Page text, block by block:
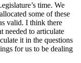
time. We
some of these
valid. I think there
needed to articulate
it in the questions
for us to be dealing